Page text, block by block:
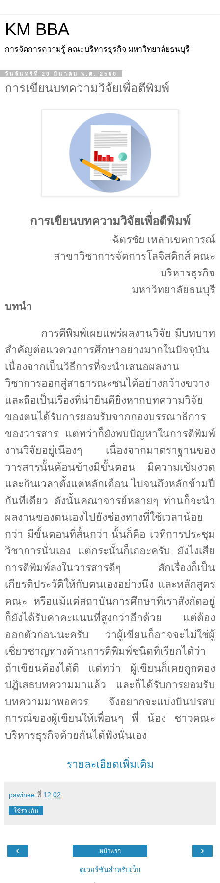
KM BBA
การจัดการความรู้ คณะบริหารธุรกิจ มหาวิทยาลัยธนบุรี
วันจันทร์ที่ 20 มีนาคม พ.ศ. 2560
การเขียนบทความวิจัยเพื่อตีพิมพ์
การเขียนบทความวิจัยเพื่อตีพิมพ์
ฉัตรชัย เหล่าเขตการณ์
สาขาวิชาการจัดการโลจิสติกส์ คณะ
บริหารธุรกิจ
มหาวิทยาลัยธนบุรี
บทนำ
การตีพิมพ์เผยแพร่ผลงานวิจัย มีบทบาท
สำคัญต่อแวดวงการศึกษาอย่างมากในปัจจุบัน
เนื่องจากเป็นวิธีการที่จะนำเสนอผลงาน
วิชาการออกสู่สาธารณะชนได้อย่างกว้างขวาง
และถือเป็นเรื่องที่น่ายินดียิ่งหากบทความวิจัย
ของตนได้รับการยอมรับจากกองบรรณาธิการ
ของวารสาร แต่ทว่าก็ยังพบปัญหาในการตีพิมพ์
งานวิจัยอยู่เนืองๆ เนื่องจากมาตราฐานของ
วารสารนั้นค้อนข้างมีขั้นตอน มีความเข้มงวด
และกินเวลาตั้งแต่หลักเดือน ไปจนถึงหลักข้ามปี
กันทีเดียว ดังนั้นคณาจารย์หลายๆ ท่านก็จะนำ
ผลงานของตนเองไปยังช่องทางที่ใช้เวลาน้อย
กว่า มีขั้นตอนที่สั้นกว่า นั้นก็คือ เวทีการประชุม
วิชาการนั่นเอง แต่กระนั้นก็เถอะครับ ยังไงเสีย
การตีพิมพ์ลงในวารสารดีๆ สักเรื่องก็เป็น
เกียรติประวัติให้กับตนเองอย่างนึง และหลักสูตร
คณะ หรือแม้แต่สถาบันการศึกษาที่เราสังกัดอยู่
ก็ยังได้รับค่าคะแนนที่สูงกว่าอีกด้วย แต่ต้อง
ออกตัวก่อนนะครับ ว่าผู้เขียนก็อาจจะไม่ใช่ผู้
เชี่ยวชาญทางด้านการตีพิมพ์ชนิดที่เรียกได้ว่า
ถ้าเขียนต้องได้ตี แต่ทว่า ผู้เขียนก็เคยถูกตอง
ปฏิเสธบทความมาแล้ว และก็ได้รับการยอมรับ
บทความมาพอควร จึงอยากจะแบ่งปันปรสบ
การณ์ของผู้เขียนให้เพื่อนๆ พี่ น้อง ชาวคณะ
บริหารธุรกิจด้วยกันได้ฟังนั่นเอง
รายละเอียดเพิ่มเติม
pawinee ที่ 12:02
ใช้ร่วมกัน
‹ ›
หน้าแรก
ดูเวอร์ชันสำหรับเว็บ